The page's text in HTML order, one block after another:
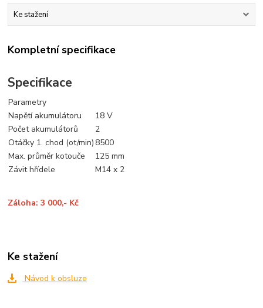
Ke stažení
Kompletní specifikace
Specifikace
Parametry
Napětí akumulátoru
18 V
Počet akumulátorů
2
Otáčky 1. chod (ot/min) 8500
Max. průměr kotouče
125 mm
Závit hřídele
M14 x 2
Záloha: 3 000,- Kč
Ke stažení
Návod k obsluze